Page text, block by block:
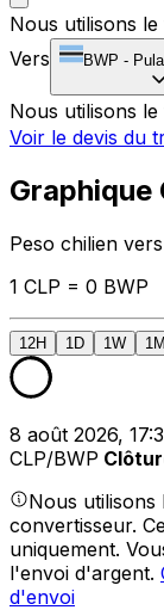
Nous utilisons
Vers
BWP -
Nous utilisons
Voir le devis du
Graphique
Peso chilien
1 CLP = 0 BWP
12H 1D 1W 1M
8 août 2026,
CLP/BWP
Nous
convertisseur.
uniquement.
l'envoi d'argent.
d'envoi